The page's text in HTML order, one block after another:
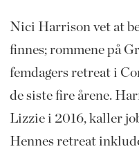
Nici Harrison vet at
finnes; rommene på
femdagers retreat i
de siste fire årene.
Lizzie i 2016, kaller
Hennes retreat